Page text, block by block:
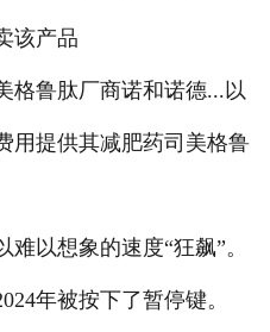
该产品
鲁肽厂商诺和诺德...以
用提供其减肥药司美格鲁
以想象的速度“狂飙”。
年被按下了暂停键。